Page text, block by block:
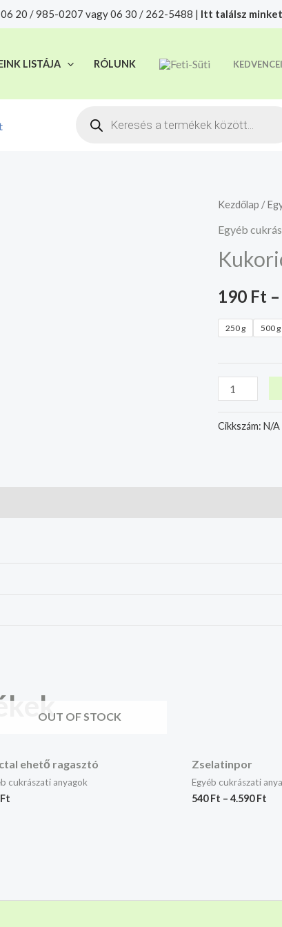
06 20 / 985-0207 vagy 06 30 / 262-5488 | Itt találsz
LISTÁJA RÓLUNK
Products
Kezdőlap /
Egyéb
190 Ft –
250 g 500 g
mennyiség
Cikkszám: N/A
OUT OF STOCK
ehető ragasztó
cukrászati anyagok
Ft
Zselatinpor
Egyéb cukrászati
540 Ft – 4.590 Ft
saját felelősségre adjuk át futárszolgálatnak,